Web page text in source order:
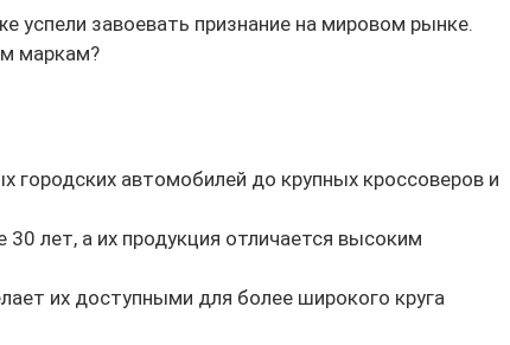
успели завоевать признание на мировом рынке.
маркам?
автомобилей до крупных кроссоверов и
лет, а их продукция отличается высоким
их доступными для более широкого круга